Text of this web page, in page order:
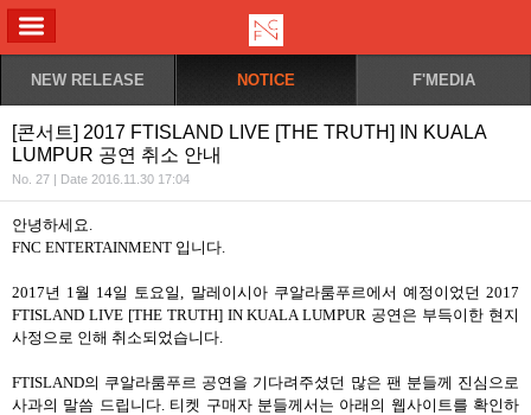
NEW RELEASE NOTICE F'MEDIA
[콘서트] 2017 FTISLAND LIVE [THE TRUTH] IN KUALA
LUMPUR 공연 취소 안내
No. 27 | Date 2016.11.30 17:04
안녕하세요.
FNC ENTERTAINMENT 입니다.
2017년 1월 14일 토요일, 말레이시아 쿠알라룸푸르에서 예정이었던2017
FTISLAND LIVE [THE TRUTH] IN KUALA LUMPUR 공연은 부득이한 현지
사정으로 인해 취소되었습니다.
FTISLAND의 쿠알라룸푸르 공연을 기다려주셨던 많은 팬 분들께 진심으로
사과의 말씀 드립니다. 티켓 구매자 분들께서는 아래의 웹사이트를 확인하